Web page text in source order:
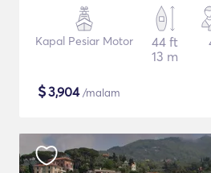
Kapal Pesiar Motor
44 ft
13 m
$3,904/malam